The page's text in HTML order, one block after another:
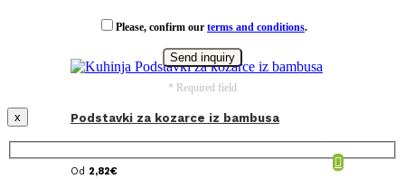
Podstavki za kozarce iz bambusa
Od 2,82€
Please, confirm our terms and conditions.
* Required field
x